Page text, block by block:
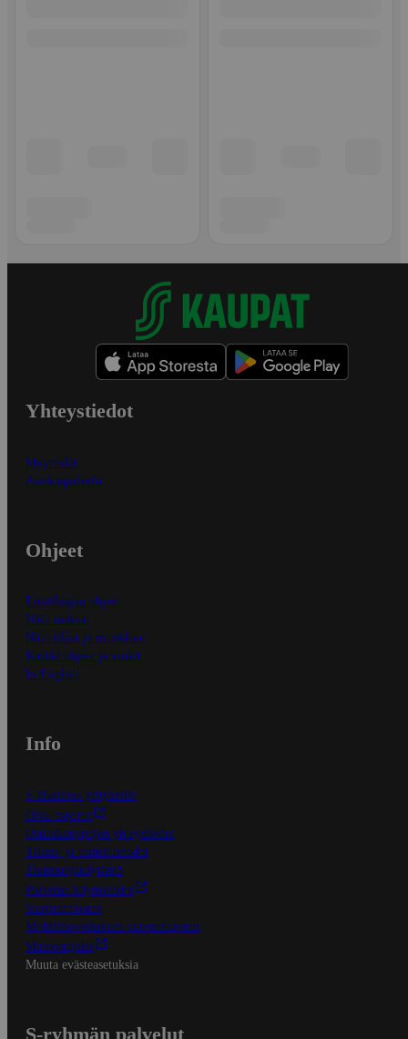
Yhteystiedot
Myymälät
Asiakaspalvelu
Ohjeet
Ensitilaajan ohjeet
Näin maksat
Näin tilaat ja muokkaat
Kaikki ohjeet ja vinkit
In English
Info
S-Business yrityksille
Oiva-raportit
Osuuskauppojen yhteystiedot
Tilaus- ja toimitusehdot
Tietosuojakäytäntö
Palvelun käyttöehdot
Saavutettavuus
Mobiilisovelluksen saavutettavuus
Mainostajalle
Muuta evästeasetuksia
S-ryhmän palvelut